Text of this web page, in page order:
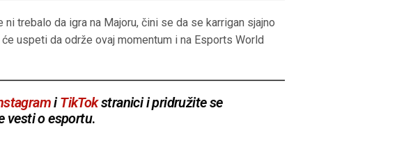
t
e
t
t
t
trebalo da igra na Majoru, čini se da se karrigan sjajno
uspeti da održe ovaj momentum i na Esports World
iTikTokstranici i pridružite se
vesti o esportu.